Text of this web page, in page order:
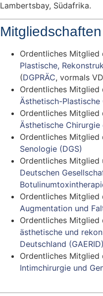
Lambertsbay, Südafrika.
Mitgliedschaften
Ordentliches Mitglied
Plastische,
(DGPRÄC, vormals
Ordentliches Mitglied
Ästhetisch-Plastische
Ordentliches Mitglied
Ästhetische Chirurgie
Ordentliches Mitglied
Senologie (DGS)
Ordentliches
Deutschen
Ordentliches Mitglied
Augmentation und
Ordentliches Mitglied
ästhetische und
Deutschland (GAERID)
Ordentliches Mitglied
Intimchirurgie und